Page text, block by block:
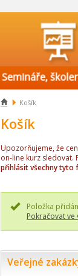
 Košík
Košík
Upozorňujeme, že
on-line kurz sledovat.
přihlásit všechny tyto
Položka
Pokračovat ve
Veřejné